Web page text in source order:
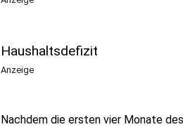
Haushaltsdefizit
Anzeige
Nachdem die ersten vier Monate